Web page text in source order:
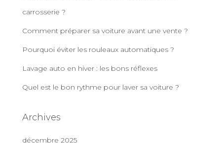
carrosserie ?
Comment préparer sa voiture avant une vente ?
Pourquoi éviter les rouleaux automatiques ?
Lavage auto en hiver : les bons réflexes
Quel est le bon rythme pour laver sa voiture ?
Archives
décembre 2025